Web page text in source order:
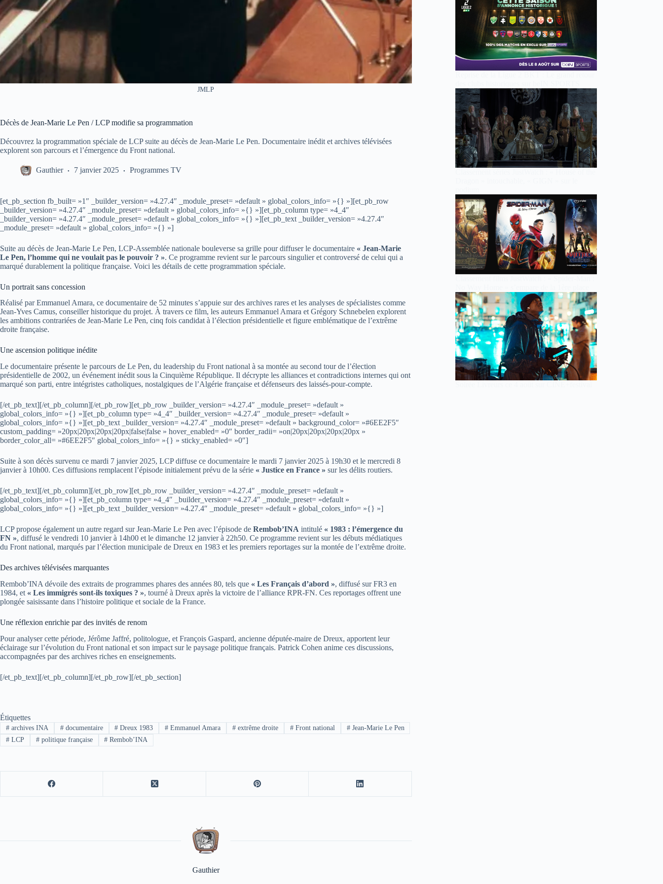
JMLP
Décès de Jean-Marie Le Pen / LCP modifie sa programmation
Découvrez la programmation spéciale de LCP suite au décès de Jean-Marie Le Pen. Documentaire inédit et archives télévisées
explorent son parcours et l’émergence du Front national.
Gauthier 7 janvier 2025 Programmes TV
[et_pb_section fb_built= »1″ _builder_version= »4.27.4″ _module_preset= »default » global_colors_info= »{} »][et_pb_row
_builder_version= »4.27.4″ _module_preset= »default » global_colors_info= »{} »][et_pb_column type= »4_4″
_builder_version= »4.27.4″ _module_preset= »default » global_colors_info= »{} »][et_pb_text _builder_version= »4.27.4″
_module_preset= »default » global_colors_info= »{} »]
Suite au décès de Jean-Marie Le Pen, LCP-Assemblée nationale bouleverse sa grille pour diffuser le documentaire « Jean-Marie
Le Pen, l’homme qui ne voulait pas le pouvoir ? ». Ce programme revient sur le parcours singulier et controversé de celui qui a
marqué durablement la politique française. Voici les détails de cette programmation spéciale.
Un portrait sans concession
Réalisé par Emmanuel Amara, ce documentaire de 52 minutes s’appuie sur des archives rares et les analyses de spécialistes comme
Jean-Yves Camus, conseiller historique du projet. À travers ce film, les auteurs Emmanuel Amara et Grégory Schnebelen explorent
les ambitions contrariées de Jean-Marie Le Pen, cinq fois candidat à l’élection présidentielle et figure emblématique de l’extrême
droite française.
Une ascension politique inédite
Le documentaire présente le parcours de Le Pen, du leadership du Front national à sa montée au second tour de l’élection
présidentielle de 2002, un événement inédit sous la Cinquième République. Il décrypte les alliances et contradictions internes qui ont
marqué son parti, entre intégristes catholiques, nostalgiques de l’Algérie française et défenseurs des laissés-pour-compte.
[/et_pb_text][/et_pb_column][/et_pb_row][et_pb_row _builder_version= »4.27.4″ _module_preset= »default »
global_colors_info= »{} »][et_pb_column type= »4_4″ _builder_version= »4.27.4″ _module_preset= »default »
global_colors_info= »{} »][et_pb_text _builder_version= »4.27.4″ _module_preset= »default » background_color= »#6EE2F5″
custom_padding= »20px|20px|20px|20px|false|false » hover_enabled= »0″ border_radii= »on|20px|20px|20px|20px »
border_color_all= »#6EE2F5″ global_colors_info= »{} » sticky_enabled= »0″]
Suite à son décès survenu ce mardi 7 janvier 2025, LCP diffuse ce documentaire le mardi 7 janvier 2025 à 19h30 et le mercredi 8
janvier à 10h00. Ces diffusions remplacent l’épisode initialement prévu de la série « Justice en France » sur les délits routiers.
[/et_pb_text][/et_pb_column][/et_pb_row][et_pb_row _builder_version= »4.27.4″ _module_preset= »default »
global_colors_info= »{} »][et_pb_column type= »4_4″ _builder_version= »4.27.4″ _module_preset= »default »
global_colors_info= »{} »][et_pb_text _builder_version= »4.27.4″ _module_preset= »default » global_colors_info= »{} »]
LCP propose également un autre regard sur Jean-Marie Le Pen avec l’épisode de Rembob’INA intitulé « 1983 : l’émergence du
FN », diffusé le vendredi 10 janvier à 14h00 et le dimanche 12 janvier à 22h50. Ce programme revient sur les débuts médiatiques
du Front national, marqués par l’élection municipale de Dreux en 1983 et les premiers reportages sur la montée de l’extrême droite.
Des archives télévisées marquantes
Rembob’INA dévoile des extraits de programmes phares des années 80, tels que « Les Français d’abord », diffusé sur FR3 en
1984, et « Les immigrés sont-ils toxiques ? », tourné à Dreux après la victoire de l’alliance RPR-FN. Ces reportages offrent une
plongée saisissante dans l’histoire politique et sociale de la France.
Une réflexion enrichie par des invités de renom
Pour analyser cette période, Jérôme Jaffré, politologue, et François Gaspard, ancienne députée-maire de Dreux, apportent leur
éclairage sur l’évolution du Front national et son impact sur le paysage politique français. Patrick Cohen anime ces discussions,
accompagnées par des archives riches en enseignements.
[/et_pb_text][/et_pb_column][/et_pb_row][/et_pb_section]
Étiquettes
#archives INA #documentaire # Dreux 1983 # Emmanuel Amara # extrême droite #Front national #Jean-Marie Le Pen
#LCP #politique française # Rembob’INA
Gauthier